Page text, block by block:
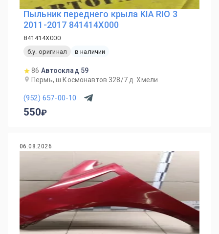
Пыльник переднего крыла KIA RIO 3
2011-2017 841414X000
841414X000
б.у. оригинал
в наличии
86 Автосклад 59
Пермь, ш.Космонавтов 328/7 д. Хмели
(952) 657-00-10
550
06.08.2026